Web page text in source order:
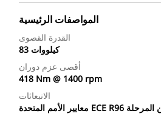
المواصفات الرئيسية
القدرة القصوى
83 كيلووات
أقصى عزم دوران
418 Nm @ 1400 rpm
الانبعاثات